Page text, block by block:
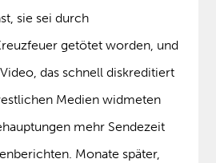
sie sei durch
getötet worden, und
das schnell diskreditiert
Medien widmeten
mehr Sendezeit
Monate später,